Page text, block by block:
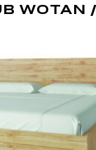
WOTAN